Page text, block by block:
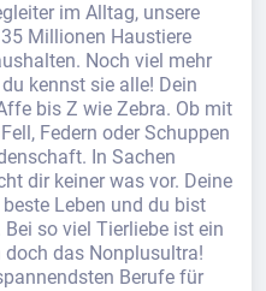
im Alltag, unsere
Millionen Haustiere
Noch viel mehr
kennst sie alle! Dein
bis Z wie Zebra. Ob mit
Federn oder Schuppen
In Sachen
dir keiner was vor. Deine
Leben und du bist
so viel Tierliebe ist ein
das Nonplusultra!
Berufe für